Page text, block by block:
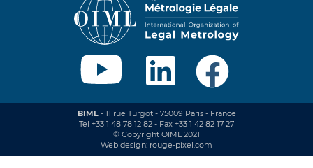
BIML- 11 rue Turgot - 75009 Paris - France
Tel +33 1 48 78 12 82 - Fax +33 1 42 82 17 27
© Copyright OIML 2021
Web design: rouge-pixel.com